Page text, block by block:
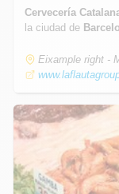
Cervecería
la ciudad de
Eixample right -